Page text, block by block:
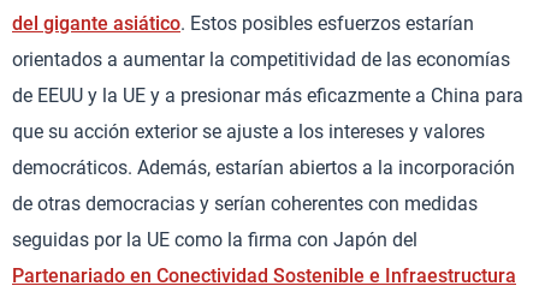
del gigante asiático. Estos posibles esfuerzos estarían
orientados a aumentar la competitividad de las economías
de EEUU y la UE y a presionar más eficazmente a China para
que su acción exterior se ajuste a los intereses y valores
democráticos. Además, estarían abiertos a la incorporación
de otras democracias y serían coherentes con medidas
seguidas por la UE como la firma con Japón del
Partenariado en Conectividad Sostenible e Infraestructura